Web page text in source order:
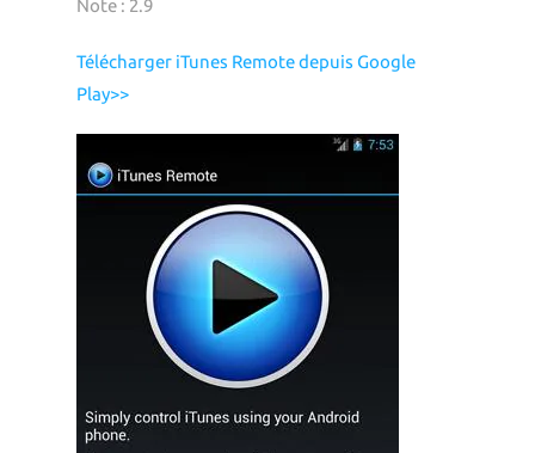
Note : 2.9
Télécharger iTunes Remote depuis Google
Play>>